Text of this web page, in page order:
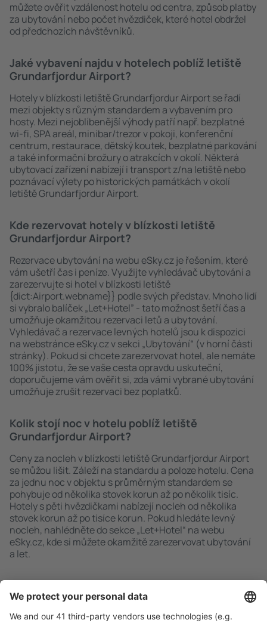
můžete ověřit vzdálenost hotelu od centra, způsob platby
za ubytování nebo počet hvězdiček, které hotel obdržel
od předchozích návštěvníků.
Jaké vybavení najdu v hotelech poblíž letiště
Grundarfjordur Airport?
Hotely v blízkosti letiště Grundarfjordur Airport se řadí
mezi objekty s různým standardem a vybavením pro
hosty. Mezi nejoblíbenější výhody patří např. bezplatné
wi-fi, SPA areál, minibar/trezor v pokoji, konferenční
centrum, restaurace, dětský koutek, bezplatné parkování
a také informační brožury o atrakcích v okolí. Některá
ubytovací zařízení nabízejí i transport z/na letiště nebo
poznávací výlety po historických památkách v okolí
letiště Grundarfjordur Airport.
Kde rezervovat hotely v blízkosti letiště
Grundarfjordur Airport?
Rezervace ubytování na webu eSky.cz je řešením, které
vám ušetří čas i peníze. Využijte vyhledávač ubytování a
zarezervujte si hotel v blízkosti letiště
{dict:Airport.webname}} podle svých představ. Mnoho lidí
si vybralo balíček „Let+Hotel” - tato možnost šetří čas a
umožňuje okamžitou rezervaci letů a ubytování.
Vyhledávač a rezervace levných hotelů jsou k dispozici
na webstránce eSky.cz v sekci „Ubytování“ (v horní části
stránky). Pokud si chcete zarezervovat hotel, ale nemáte
100% jistotu, že se vaše cesta opravdu uskuteční,
doporučujeme vám ověřit si, zda vámi vybrané ubytování
umožňuje zrušit rezervaci bez poplatků.
Kolik stojí noc v hotelu poblíž letiště
Grundarfjordur Airport?
Ceny za nocleh v blízkosti letiště Grundarfjordur Airport
se můžou lišit. Záleží na standardu a poloze hotelu. Cena
za jednu noc v objektu s průměrným standardem se
pohybuje od několika stovek korun až po několik tisíc.
Hotely s pěti hvězdičkami nabízejí nocleh od několika
stovek korun až po tisíce korun. Pokud hledáte levný
nocleh, nahlédněte do sekce „Let+Hotel“ na webu
eSky.cz, kde si můžete okamžitě zarezervovat ubytování
a let.
Rychlé a snadné vyhledávání